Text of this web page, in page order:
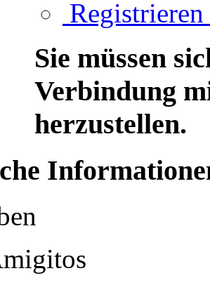
Sie müssen
Verbindung
herzustellen.